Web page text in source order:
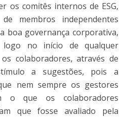
os comitês internos de ESG,
membros independentes
boa governança corporativa,
logo no início de qualquer
colaboradores, através de
a sugestões, pois a
nem sempre os gestores
o que os colaboradores
que fosse avaliado pela